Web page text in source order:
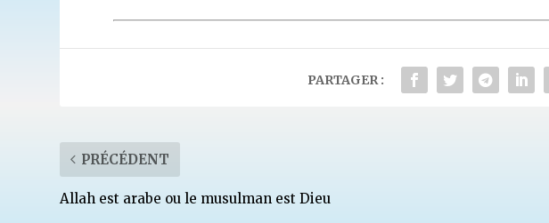
PARTAGER :
PRÉCÉDENT
Allah est arabe ou le musulman est Dieu